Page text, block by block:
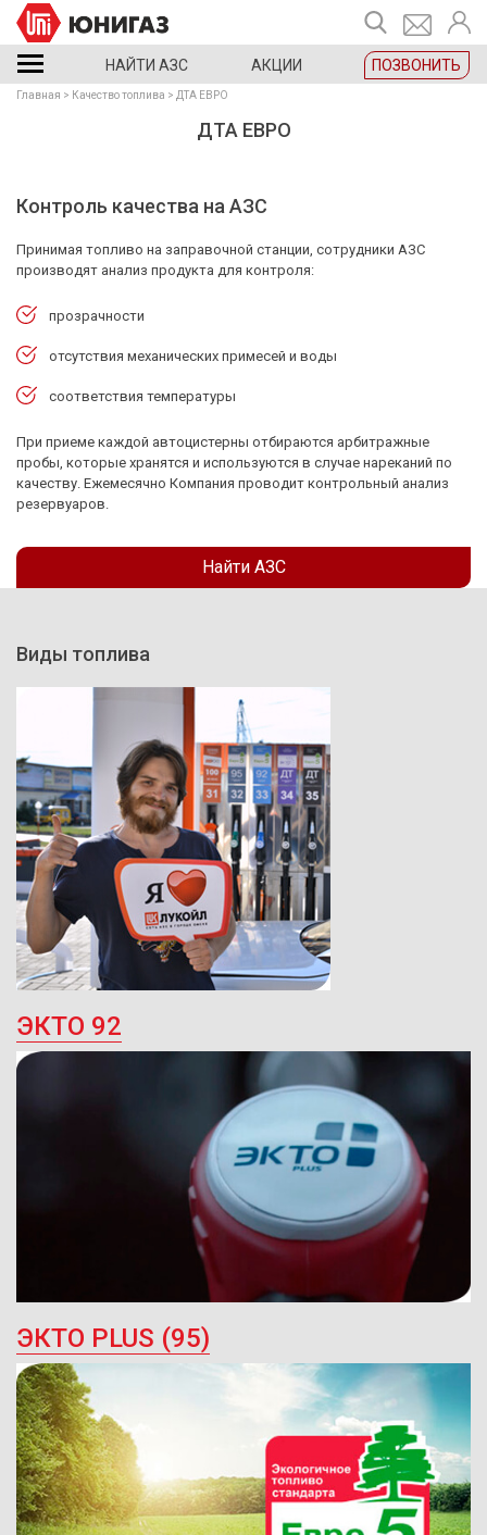
НАЙТИ АЗС АКЦИИ ПОЗВОНИТЬ
Главная Качество топлива ДТА ЕВРО
ДТА ЕВРО
Контроль качества на АЗС
Принимая топливо на заправочной станции, сотрудники АЗС
производят анализ продукта для контроля:
прозрачности
отсутствия механических примесей и воды
соответствия температуры
При приеме каждой автоцистерны отбираются арбитражные
пробы, которые хранятся и используются в случае нареканий по
качеству. Ежемесячно Компания проводит контрольный анализ
резервуаров.
Найти АЗС
Виды топлива
ЭКТО 92
ЭКТО PLUS (95)